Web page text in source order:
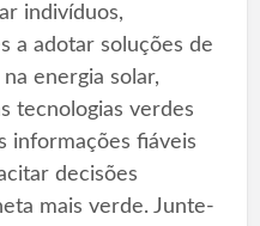
indivíduos,
a adotar soluções de
energia solar,
tecnologias verdes
informações fiáveis
decisões
mais verde. Junte-